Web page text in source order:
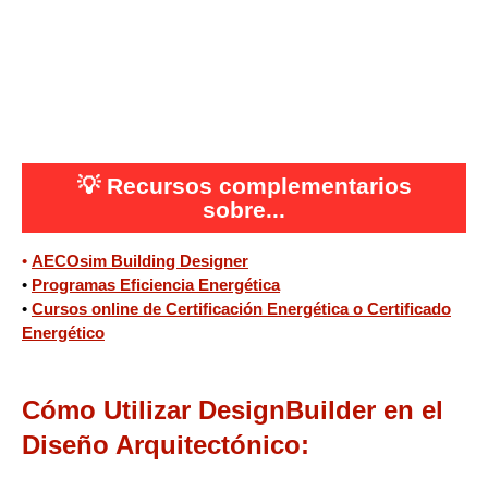
💡 Recursos complementarios
sobre...
• AECOsim Building Designer
• Programas Eficiencia Energética
• Cursos online de Certificación Energética o Certificado
Energético
Cómo Utilizar DesignBuilder en el
Diseño Arquitectónico: